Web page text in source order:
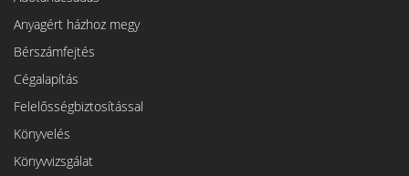
Anyagért házhoz megy
Bérszámfejtés
Cégalapítás
Felelősségbiztosítással
Könyvelés
Könyvvizsgálat